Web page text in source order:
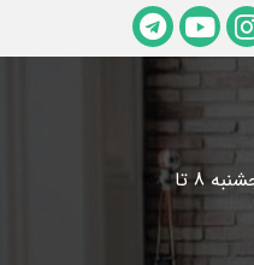
شنبه تا پنجشنبه 8 تا